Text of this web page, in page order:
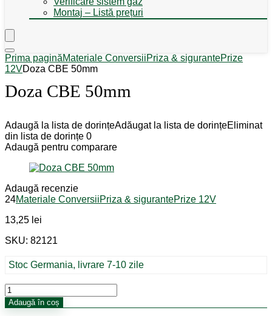
Montaj – Listă prețuri
Prima paginăMateriale ConversiiPriza & sigurantePrize
12VDoza CBE 50mm
Doza CBE 50mm
Adaugă la lista de dorințeAdăugat la lista de dorințeEliminat
din lista de dorințe 0
Adaugă pentru comparare
Adaugă recenzie
24Materiale ConversiiPriza & sigurantePrize 12V
13,25 lei
SKU: 82121
Stoc Germania, livrare 7-10 zile
Cantitate
Doza
CBE
Adaugă în coș